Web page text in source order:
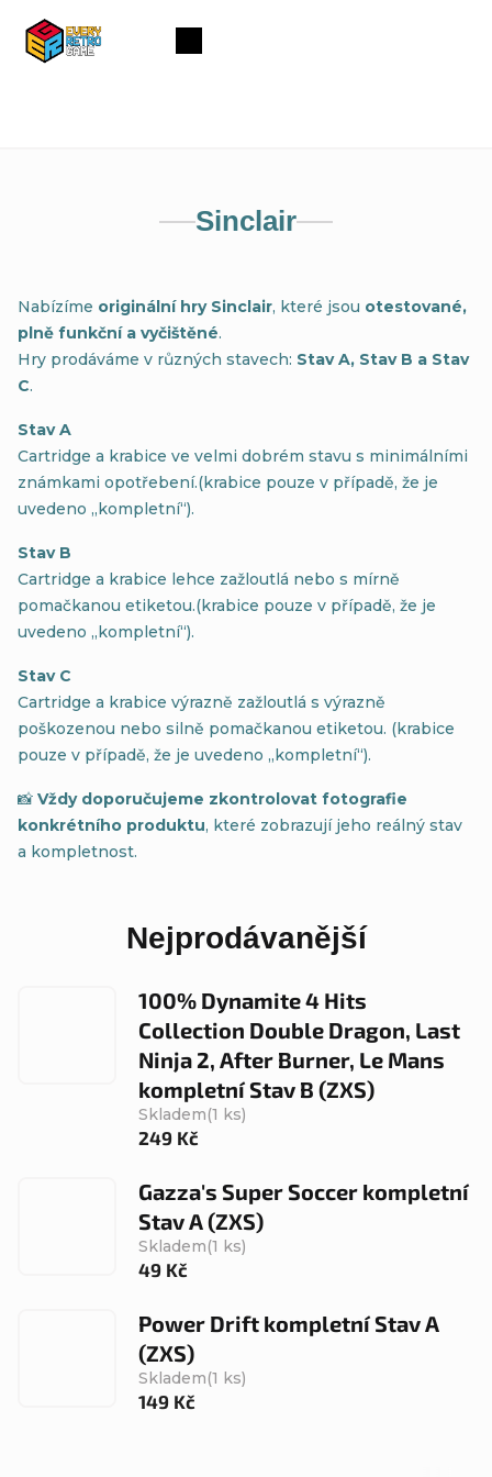
obsah
Nákupní
Sinclair
Nabízíme originální hry Sinclair, které jsou otestované,
plně funkční a vyčištěné.
Hry prodáváme v různých stavech: Stav A, Stav B a Stav
C.
Stav A
Cartridge a krabice ve velmi dobrém stavu s minimálními
známkami opotřebení.(krabice pouze v případě, že je
uvedeno „kompletní“).
Stav B
Cartridge a krabice lehce zažloutlá nebo s mírně
pomačkanou etiketou.(krabice pouze v případě, že je
uvedeno „kompletní“).
Stav C
Cartridge a krabice výrazně zažloutlá s výrazně
poškozenou nebo silně pomačkanou etiketou. (krabice
pouze v případě, že je uvedeno „kompletní“).
📸 Vždy doporučujeme zkontrolovat fotografie
konkrétního produktu, které zobrazují jeho reálný stav
a kompletnost.
Nejprodávanější
100% Dynamite 4 Hits
Collection Double Dragon, Last
Ninja 2, After Burner, Le Mans
kompletní Stav B (ZXS)
Skladem(1 ks)
249 Kč
Gazza's Super Soccer kompletní
Stav A (ZXS)
Skladem(1 ks)
49 Kč
Power Drift kompletní Stav A
(ZXS)
Skladem(1 ks)
149 Kč